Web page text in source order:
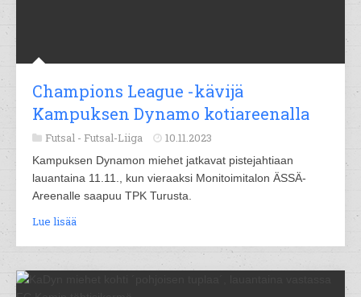
Champions League -kävijä
Kampuksen Dynamo kotiareenalla
Futsal - Futsal-Liiga 10.11.2023
Kampuksen Dynamon miehet jatkavat pistejahtiaan
lauantaina 11.11., kun vieraaksi Monitoimitalon ÄSSÄ-
Areenalle saapuu TPK Turusta.
Lue lisää